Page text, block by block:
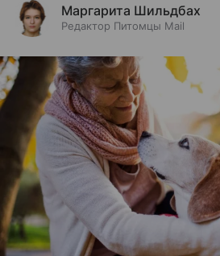
Маргарита Шильдбах
Редактор Питомцы Mail